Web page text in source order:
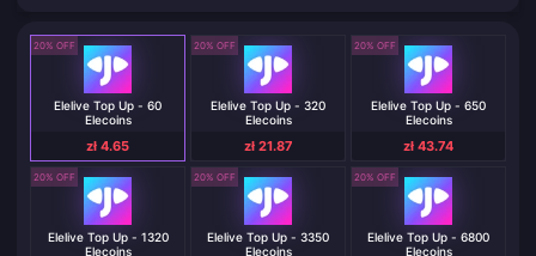
20% OFF
Elelive Top Up - 60
Elecoins
zł 4.65
20% OFF
Elelive Top Up - 320
Elecoins
zł 21.87
20% OFF
Elelive Top Up - 650
Elecoins
zł 43.74
20% OFF
Elelive Top Up - 1320
Elecoins
20% OFF
Elelive Top Up - 3350
Elecoins
20% OFF
Elelive Top Up - 6800
Elecoins